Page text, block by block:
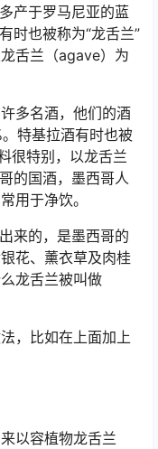
产于罗马尼亚的蓝
时也被称为“龙舌兰”
舌兰（agave）为
多名酒，他们的酒
特基拉酒有时也被
很特别，以龙舌兰
的国酒，墨西哥人
用于净饮。
来的，是墨西哥的
花、薰衣草及肉桂
龙舌兰被叫做
，比如在上面加上
以容植物龙舌兰